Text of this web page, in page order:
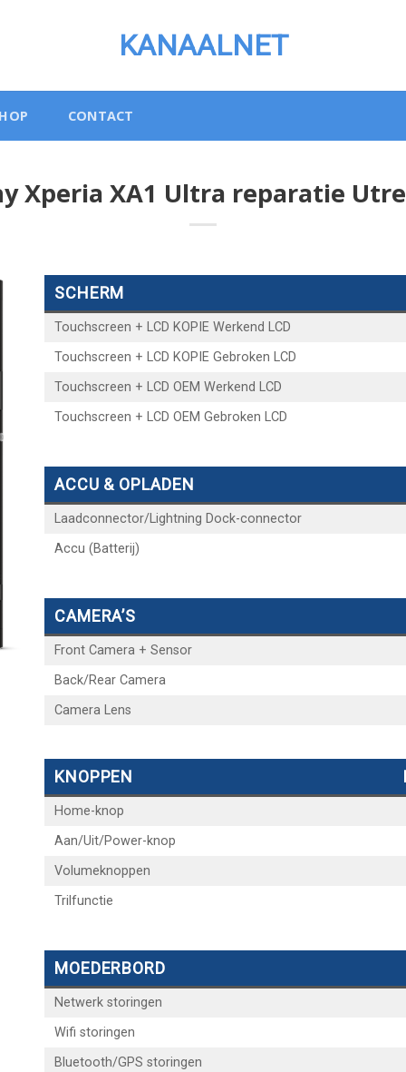
KANAALNET
CONTACT
Xperia XA1 Ultra reparatie
SCHERM
Touchscreen + LCD KOPIE Werkend LCD
Touchscreen + LCD KOPIE Gebroken LCD
Touchscreen + LCD OEM Werkend LCD
Touchscreen + LCD OEM Gebroken LCD
ACCU & OPLADEN
Laadconnector/Lightning Dock-connector
Accu (Batterij)
CAMERA’S
Front Camera + Sensor
Back/Rear Camera
Camera Lens
KNOPPEN
Home-knop
Aan/Uit/Power-knop
Volumeknoppen
Trilfunctie
MOEDERBORD
Netwerk storingen
Wifi storingen
Bluetooth/GPS storingen